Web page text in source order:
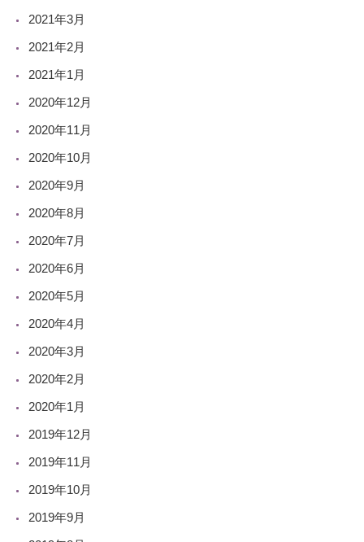
2021年3月
2021年2月
2021年1月
2020年12月
2020年11月
2020年10月
2020年9月
2020年8月
2020年7月
2020年6月
2020年5月
2020年4月
2020年3月
2020年2月
2020年1月
2019年12月
2019年11月
2019年10月
2019年9月